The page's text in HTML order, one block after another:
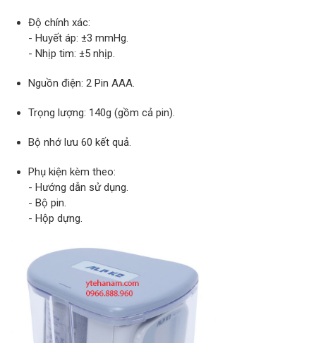
Độ chính xác:
- Huyết áp: ±3 mmHg.
- Nhịp tim: ±5 nhịp.
Nguồn điện: 2 Pin AAA.
Trọng lượng: 140g (gồm cả pin).
Bộ nhớ lưu 60 kết quả.
Phụ kiện kèm theo:
- Hướng dẫn sử dụng.
- Bộ pin.
- Hộp dựng.